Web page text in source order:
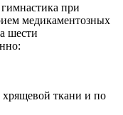
при
медикаментозных
шести
ткани и по